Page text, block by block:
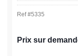
Ref #5335
Prix sur